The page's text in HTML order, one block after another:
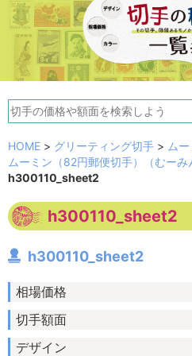
HOME > グリーティング切手 > ム
ムーミン（82円郵便切手）（むーみ
h300110_sheet2
h300110_sheet2
h300110_sheet2
相場価格
切手額面
デザイン